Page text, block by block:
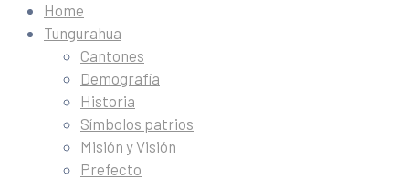
Home
Tungurahua
Cantones
Demografía
Historia
Símbolos patrios
Misión y Visión
Prefecto